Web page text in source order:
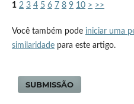
1 2 3 4 5 6 7 8 9 10 > >>
Você também pode iniciar uma
similaridadepara este artigo.
SUBMISSÃO